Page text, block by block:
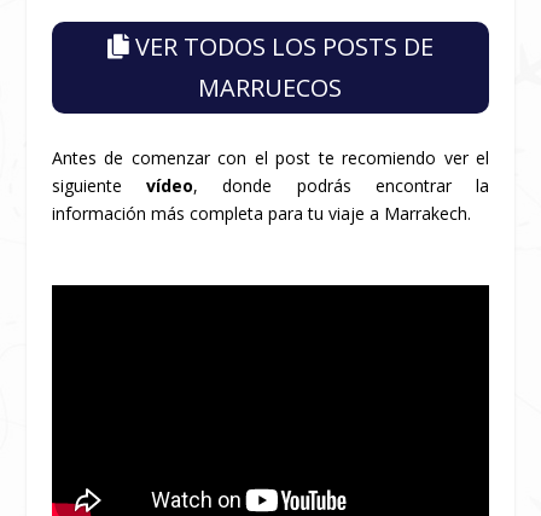
VER TODOS LOS POSTS DE
MARRUECOS
Antes de comenzar con el post te recomiendo ver el
siguiente vídeo, donde podrás encontrar la
información más completa para tu viaje a Marrakech.